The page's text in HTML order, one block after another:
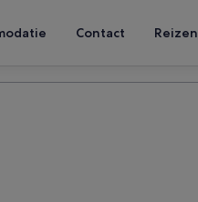
Contact Reizen